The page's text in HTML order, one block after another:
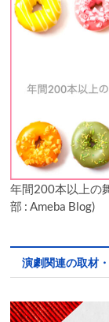
年間200本以上の
部 : Ameba Blog)
演劇関連の取材